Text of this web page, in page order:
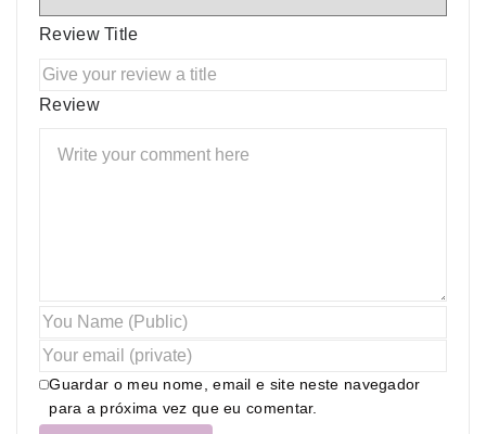
Review Title
Review
Guardar o meu nome, email e site neste navegador
para a próxima vez que eu comentar.